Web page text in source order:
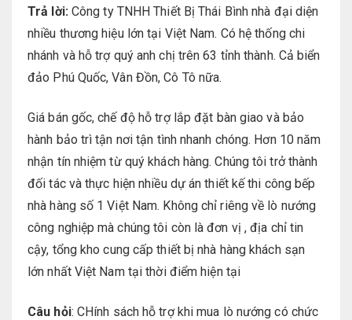
Trả lời: Công ty TNHH Thiết Bị Thái Bình nhà đại diện
nhiều thương hiệu lớn tại Việt Nam. Có hệ thống chi
nhánh và hỗ trợ quý anh chị trên 63 tỉnh thành. Cả biển
đảo Phú Quốc, Vân Đồn, Cô Tô nữa.
Giá bán gốc, chế độ hỗ trợ lắp đặt bàn giao và bảo
hành bảo trì tận nơi tận tình nhanh chóng. Hơn 10 năm
nhận tín nhiệm từ quý khách hàng. Chúng tôi trở thành
đối tác và thực hiện nhiều dự án thiết kế thi công bếp
nhà hàng số 1 Việt Nam. Không chỉ riêng về lò nướng
công nghiệp mà chúng tôi còn là đơn vị , địa chỉ tin
cậy, tổng kho cung cấp thiết bị nhà hàng khách sạn
lớn nhất Việt Nam tại thời điểm hiện tại
Câu hỏi: CHính sách hỗ trợ khi mua lò nướng có chức